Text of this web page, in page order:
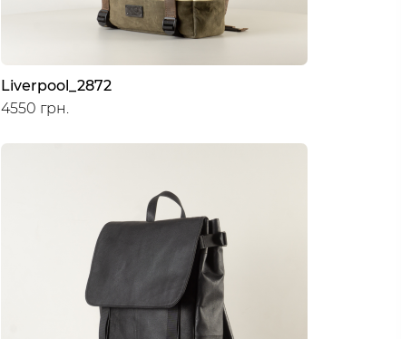
Liverpool_2872
4550 грн.